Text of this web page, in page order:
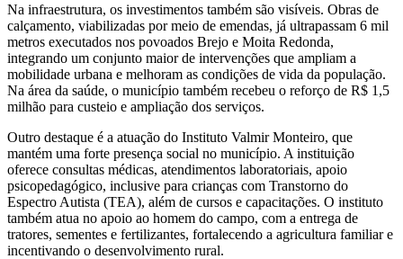
Na infraestrutura, os investimentos também são visíveis. Obras de
calçamento, viabilizadas por meio de emendas, já ultrapassam 6 mil
metros executados nos povoados Brejo e Moita Redonda,
integrando um conjunto maior de intervenções que ampliam a
mobilidade urbana e melhoram as condições de vida da população.
Na área da saúde, o município também recebeu o reforço de R$ 1,5
milhão para custeio e ampliação dos serviços.
Outro destaque é a atuação do Instituto Valmir Monteiro, que
mantém uma forte presença social no município. A instituição
oferece consultas médicas, atendimentos laboratoriais, apoio
psicopedagógico, inclusive para crianças com Transtorno do
Espectro Autista (TEA), além de cursos e capacitações. O instituto
também atua no apoio ao homem do campo, com a entrega de
tratores, sementes e fertilizantes, fortalecendo a agricultura familiar e
incentivando o desenvolvimento rural.